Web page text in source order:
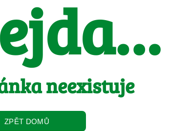
neexistuje
ZPĚT DOMŮ